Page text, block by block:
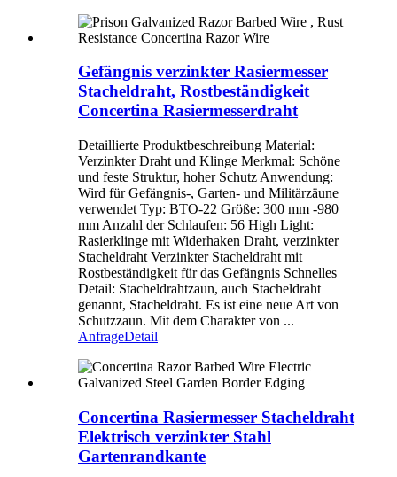
Gefängnis verzinkter Rasiermesser
Stacheldraht, Rostbeständigkeit
Concertina Rasiermesserdraht
Detaillierte Produktbeschreibung Material:
Verzinkter Draht und Klinge Merkmal: Schöne
und feste Struktur, hoher Schutz Anwendung:
Wird für Gefängnis-, Garten- und Militärzäune
verwendet Typ: BTO-22 Größe: 300 mm -980
mm Anzahl der Schlaufen: 56 High Light:
Rasierklinge mit Widerhaken Draht, verzinkter
Stacheldraht Verzinkter Stacheldraht mit
Rostbeständigkeit für das Gefängnis Schnelles
Detail: Stacheldrahtzaun, auch Stacheldraht
genannt, Stacheldraht. Es ist eine neue Art von
Schutzzaun. Mit dem Charakter von ...
AnfrageDetail
Concertina Rasiermesser Stacheldraht
Elektrisch verzinkter Stahl
Gartenrandkante